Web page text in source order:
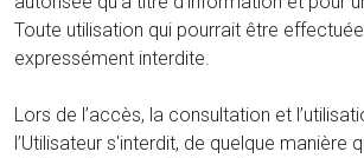
Toute utilisation qui pourrait être
expressément interdite.
Lors de l’accès, la consultation et
l’Utilisateur s'interdit, de quelque manière